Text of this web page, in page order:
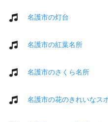
名護市の灯台
名護市の紅葉名所
名護市のさくら名所
名護市の花のきれいなス